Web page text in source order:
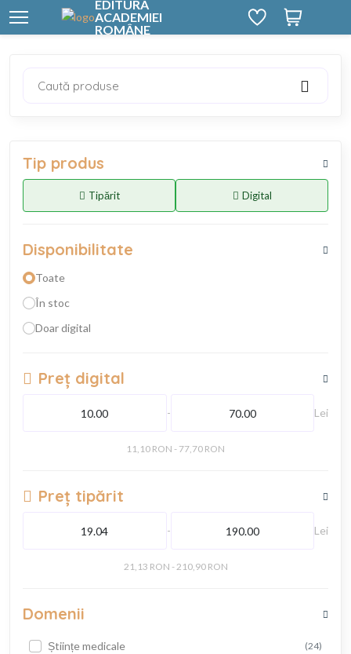
EDITURA
ACADEMIEI
ROMÂNE
Tip produs
Tipărit Digital
Disponibilitate
Toate
În stoc
Doar digital
Preț digital
- Lei
11,10 RON - 77,70 RON
Preț tipărit
- Lei
21,13 RON - 210,90 RON
Domenii
Științe medicale (24)